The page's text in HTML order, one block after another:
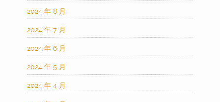
2024 年 8 月
2024 年 7 月
2024 年 6 月
2024 年 5 月
2024 年 4 月